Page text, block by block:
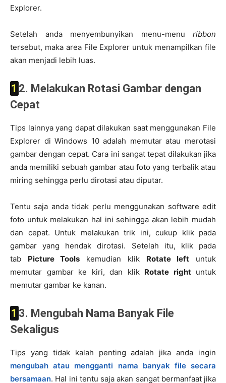
Explorer.
Setelah anda menyembunyikan menu-menu ribbon
tersebut, maka area File Explorer untuk menampilkan file
akan menjadi lebih luas.
12. Melakukan Rotasi Gambar dengan
Cepat
Tips lainnya yang dapat dilakukan saat menggunakan File
Explorer di Windows 10 adalah memutar atau merotasi
gambar dengan cepat. Cara ini sangat tepat dilakukan jika
anda memiliki sebuah gambar atau foto yang terbalik atau
miring sehingga perlu dirotasi atau diputar.
Tentu saja anda tidak perlu menggunakan software edit
foto untuk melakukan hal ini sehingga akan lebih mudah
dan cepat. Untuk melakukan trik ini, cukup klik pada
gambar yang hendak dirotasi. Setelah itu, klik pada
tab Picture Tools kemudian klik Rotate left untuk
memutar gambar ke kiri, dan klik Rotate rightuntuk
memutar gambar ke kanan.
13. Mengubah Nama Banyak File
Sekaligus
Tips yang tidak kalah penting adalah jika anda ingin
mengubah atau mengganti nama banyak file secara
bersamaan. Hal ini tentu saja akan sangat bermanfaat jika